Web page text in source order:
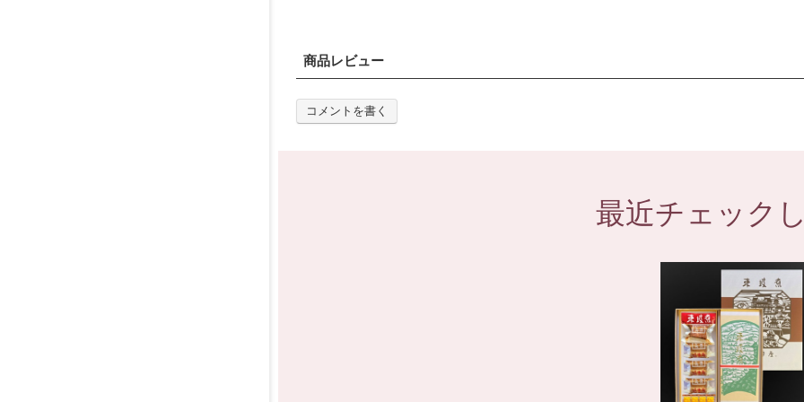
商品レビュー
コメントを書く
最近チェック